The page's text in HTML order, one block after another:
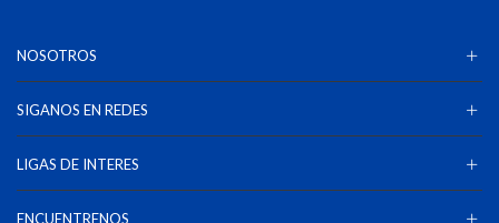
NOSOTROS
SIGANOS EN REDES
LIGAS DE INTERES
ENCUENTRENOS